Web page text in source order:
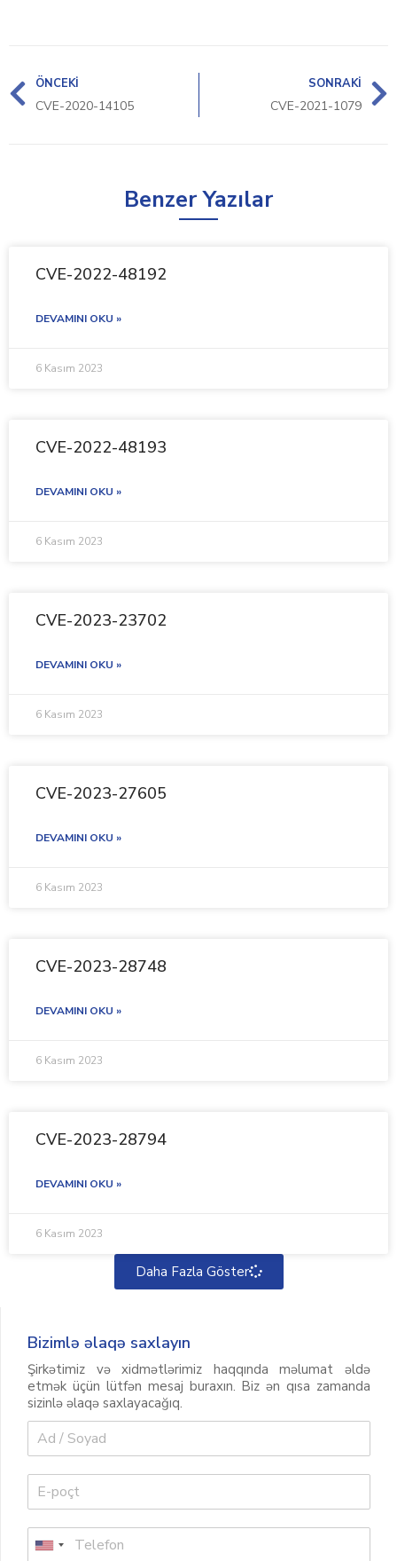
ÖNCEKI
CVE-2020-14105
SONRAKI
CVE-2021-1079
Benzer Yazılar
CVE-2022-48192
DEVAMINI OKU »
6 Kasım 2023
CVE-2022-48193
DEVAMINI OKU »
6 Kasım 2023
CVE-2023-23702
DEVAMINI OKU »
6 Kasım 2023
CVE-2023-27605
DEVAMINI OKU »
6 Kasım 2023
CVE-2023-28748
DEVAMINI OKU »
6 Kasım 2023
CVE-2023-28794
DEVAMINI OKU »
6 Kasım 2023
Daha Fazla Göster
Bizimlə əlaqə saxlayın
Şirkətimiz və xidmətlərimiz haqqında məlumat əldə
etmək üçün lütfən mesaj buraxın. Biz ən qısa zamanda
sizinlə əlaqə saxlayacağıq.